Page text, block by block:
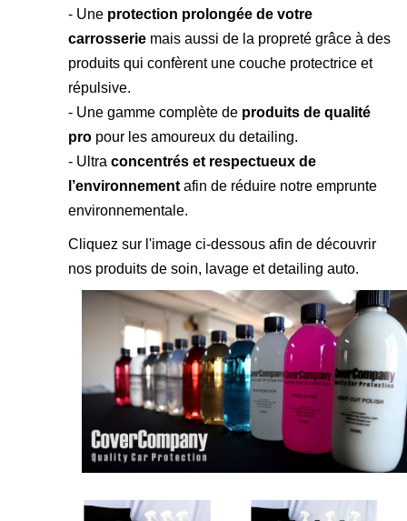
- Une protection prolongée de votre
carrosserie mais aussi de la propreté grâce à des
produits qui confèrent une couche protectrice et
répulsive.
- Une gamme complète de produits de qualité
pro pour les amoureux du detailing.
- Ultra concentrés et respectueux de
l’environnement afin de réduire notre emprunte
environnementale.
Cliquez sur l'image ci-dessous afin de découvrir
nos produits de soin, lavage et detailing auto.